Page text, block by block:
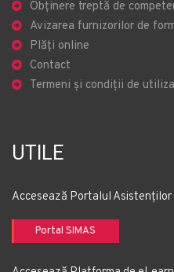
Obținere treptă de
Avizarea furnizorilor de
Plăți online
Contact
Termeni și condiții de
UTILE
Accesează Portalul Asistenților
Portal SIMAS